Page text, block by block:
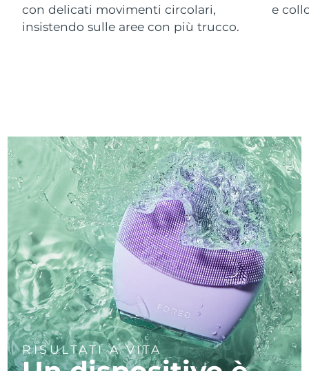
con delicati movimenti circolari,
insistendo sulle aree con più trucco.
e
RISULTATI A VITA